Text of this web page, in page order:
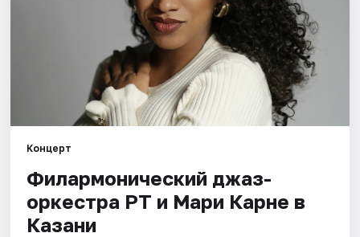
Площадки
Артисты
Концерт
Филармонический джаз-
оркестра РТ и Мари Карне в
Казани